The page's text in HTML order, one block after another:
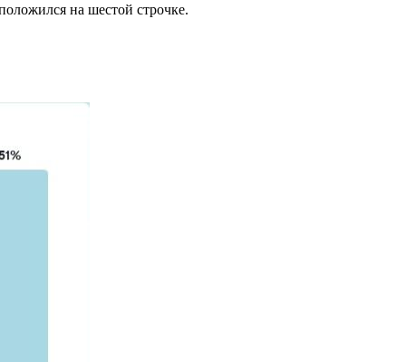
на шестой строчке.